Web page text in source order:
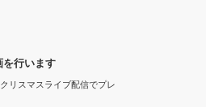
行います
リスマスライブ配信でプレ